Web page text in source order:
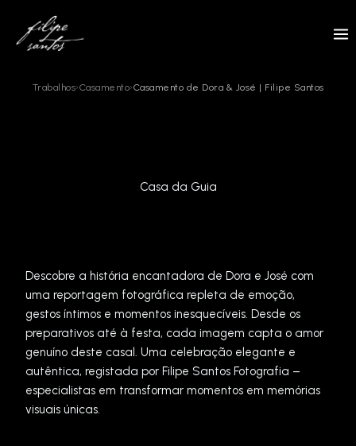
content
Trabalhos›Casamento›Casamento de Dora & José | Filipe Santos
Casa da Guia
Descobre a história encantadora de Dora e José com
uma reportagem fotográfica repleta de emoção,
gestos íntimos e momentos inesquecíveis. Desde os
preparativos até à festa, cada imagem capta o amor
genuíno deste casal. Uma celebração elegante e
autêntica, registada por Filipe Santos Fotografia –
especialistas em transformar momentos em memórias
visuais únicas.